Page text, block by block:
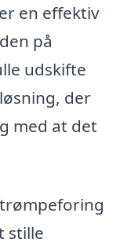
en effektiv
på
udskifte
der
med at det
stille